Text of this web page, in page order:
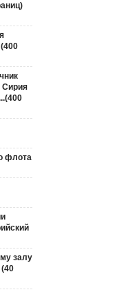
Сирия
флота
залу